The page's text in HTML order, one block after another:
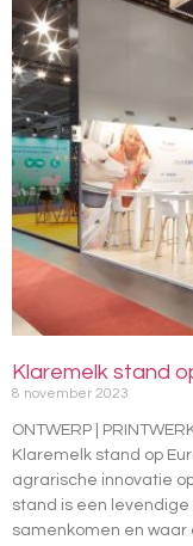
Klaremelk stand
8 november 2023
ONTWERP |
Klaremelk stand op
agrarische innovatie
stand is een
samenkomen en waar